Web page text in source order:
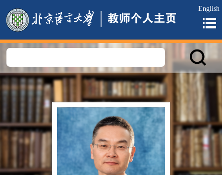
English